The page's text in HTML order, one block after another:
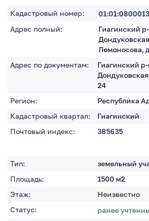
Кадастровый номер:
Адрес полный:
Гиагинский
Ломоносова,
Адрес по документам:
Гиагинский
24
Регион:
Республика
Кадастровый квартал:
Гиагинский
Почтовый индекс:
385635
Тип:
земельный
Площадь:
1500 м2
Этаж:
Неизвестно
Статус:
ранее